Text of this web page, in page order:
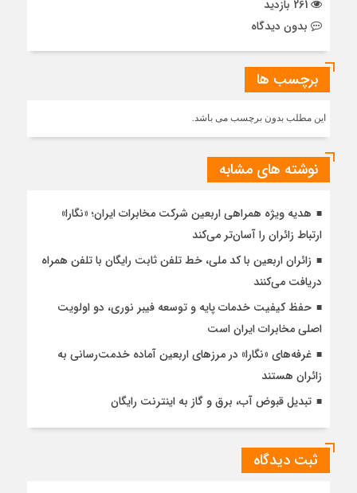
بدون دیدگاه
برچسب ها
این مطلب بدون برچسب می باشد.
نوشته های مشابه
هدیه ویژه همراهی اربعین شرکت مخابرات ایران؛ «نگارا»
ارتباط زائران را آسان‌تر می‌کند
زائران اربعین با کد ملی، خط تلفن ثابت رایگان با تلفن همراه
دریافت می‌کنند
حفظ کیفیت خدمات پایه و توسعه فیبر نوری، دو اولویت
اصلی مخابرات ایران است
غرفه‌های «نگارا» در مرزهای اربعین آماده خدمت‌رسانی به
زائران هستند
تبدیل قبوض آب، برق و گاز به اینترنت رایگان
ثبت دیدگاه